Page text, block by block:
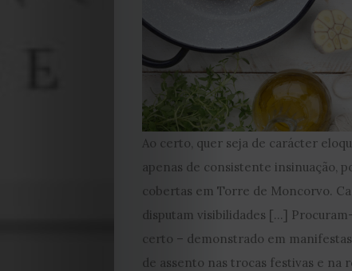
Ao certo, quer seja de carácter
apenas de consistente insinuação,
cobertas em Torre de Moncorvo.
disputam visibilidades […]
certo – demonstrado em
de assento nas trocas festivas e